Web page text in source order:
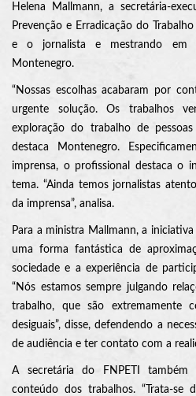
Helena Mallmann, a secretária-
Prevenção e Erradicação do
e o jornalista e mestrando em
Montenegro.
“Nossas escolhas acabaram por
urgente solução. Os trabalhos
exploração do trabalho de pessoas
destaca Montenegro.
imprensa, o profissional destaca o
tema. “Ainda temos jornalistas
da imprensa”, analisa.
Para a ministra Mallmann, a
uma forma fantástica de
sociedade e a experiência de
“Nós estamos sempre julgando
trabalho, que são extremamente
desiguais”, disse, defendendo a
de audiência e ter contato com a
A secretária do FNPETI
conteúdo dos trabalhos. “Trata-se